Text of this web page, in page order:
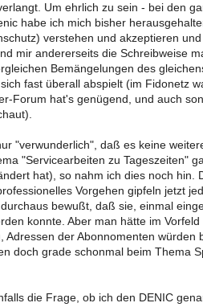
Um ehrlich zu sein - bei den
habe ich mich bisher
verstehen und akzeptieren
mir andererseits die Schreibweise
Bemängelungen des
fast überall abspielt (im Fidonetz
Forum hat's genügend, und auch
"verwunderlich", daß es keine
"Servicearbeiten zu Tageszeiten"
hat), so nahm ich dies noch hin.
Vorgehen gipfeln jetzt
bewußt, daß sie, einmal
konnte. Aber man hätte im Vorfeld
Adressen der Abonnomenten würden
doch grade schonmal beim Thema
die Frage, ob ich den DENIC